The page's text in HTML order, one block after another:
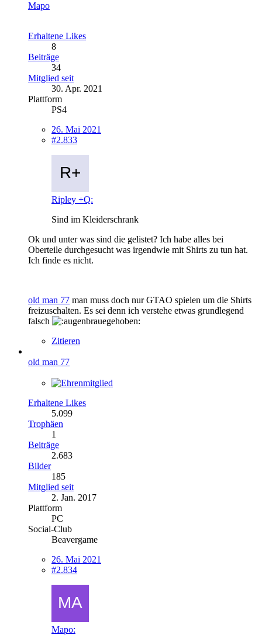
Mapo
Erhaltene Likes
8
Beiträge
34
Mitglied seit
30. Apr. 2021
Plattform
PS4
26. Mai 2021
#2.833
Ripley +Q:
Sind im Kleiderschrank
Ok und unter was sind die gelistet? Ich habe alles bei
Oberteile durchgesucht was irgendwie mit Shirts zu tun hat.
Ich finde es nicht.
old man 77 man muss doch nur GTAO spielen um die Shirts
freizuschalten. Es sei denn ich verstehe etwas grundlegend
falsch
Zitieren
old man 77
Erhaltene Likes
5.099
Trophäen
1
Beiträge
2.683
Bilder
185
Mitglied seit
2. Jan. 2017
Plattform
PC
Social-Club
Beavergame
26. Mai 2021
#2.834
Mapo: